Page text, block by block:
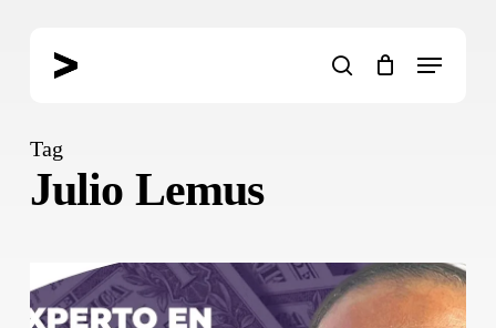
search
Menu
Tag
Julio Lemus